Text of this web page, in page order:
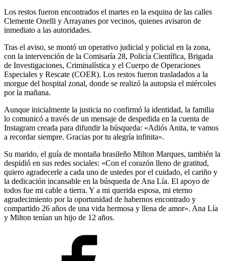
Los restos fueron encontrados el martes en la esquina de las calles
Clemente Onelli y Arrayanes por vecinos, quienes avisaron de
inmediato a las autoridades.
Tras el aviso, se montó un operativo judicial y policial en la zona,
con la intervención de la Comisaría 28, Policía Científica, Brigada
de Investigaciones, Criminalística y el Cuerpo de Operaciones
Especiales y Rescate (COER). Los restos fueron trasladados a la
morgue del hospital zonal, donde se realizó la autopsia el miércoles
por la mañana.
Aunque inicialmente la justicia no confirmó la identidad, la familia
lo comunicó a través de un mensaje de despedida en la cuenta de
Instagram creada para difundir la búsqueda: «Adiós Anita, te vamos
a recordar siempre. Gracias por tu alegría infinita».
Su marido, el guía de montaña brasileño Milton Marques, también la
despidió en sus redes sociales: «Con el corazón lleno de gratitud,
quiero agradecerle a cada uno de ustedes por el cuidado, el cariño y
la dedicación incansable en la búsqueda de Ana Lía. El apoyo de
todos fue mi cable a tierra. Y a mi querida esposa, mi eterno
agradecimiento por la oportunidad de habernos encontrado y
compartido 26 años de una vida hermosa y llena de amor». Ana Lía
y Milton tenían un hijo de 12 años.